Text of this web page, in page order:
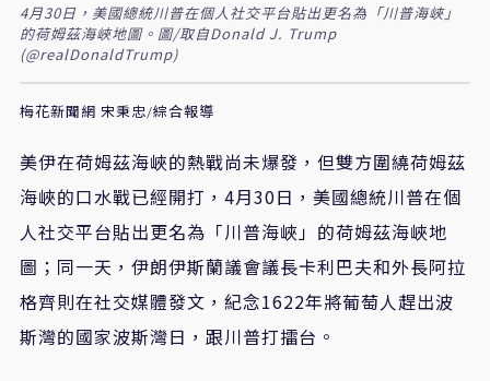
4月30日，美國總統川普在個人社交平台貼出更名為「川普海峽」
的荷姆茲海峽地圖。圖/取自Donald J. Trump
(@realDonaldTrump)
梅花新聞網 宋秉忠/綜合報導
美伊在荷姆茲海峽的熱戰尚未爆發，但雙方圍繞荷姆茲
海峽的口水戰已經開打，4月30日，美國總統川普在個
人社交平台貼出更名為「川普海峽」的荷姆茲海峽地
圖；同一天，伊朗伊斯蘭議會議長卡利巴夫和外長阿拉
格齊則在社交媒體發文，紀念1622年將葡萄人趕出波
斯灣的國家波斯灣日，跟川普打擂台。